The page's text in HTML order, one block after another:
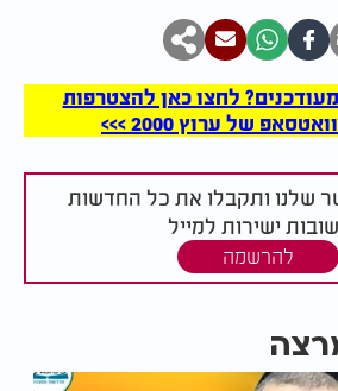
לחצו כאן להצטרפות
של ערוץ 2000 >>>
שלנו ותקבלו את כל החדשות
ישירות למייל
להרשמה